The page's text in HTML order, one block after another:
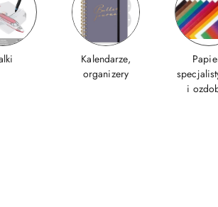
Kalendarze,
organizery
i